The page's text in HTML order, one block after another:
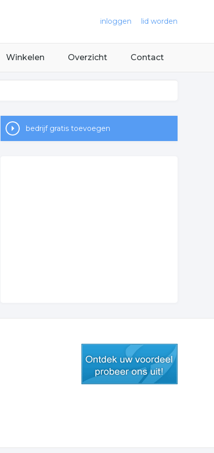
inloggen lid worden
Winkelen Overzicht Contact
bedrijf gratis toevoegen